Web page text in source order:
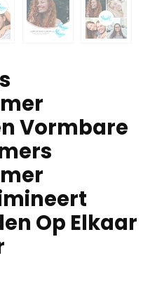
Vormbare
Op Elkaar